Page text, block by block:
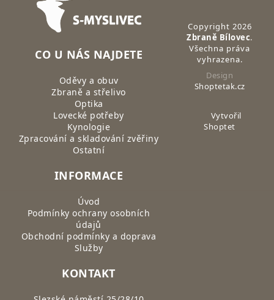
CO U NÁS NAJDETE
Oděvy a obuv
Zbraně a střelivo
Optika
Lovecké potřeby
Kynologie
Zpracování a skladování zvěřiny
Ostatní
INFORMACE
Úvod
Podmínky ochrany osobních
údajů
Obchodní podmínky a doprava
Služby
KONTAKT
Copyright 2026
Zbraně Bílovec.
Všechna práva
vyhrazena.
Design
Shoptetak.cz
Vytvořil
Shoptet